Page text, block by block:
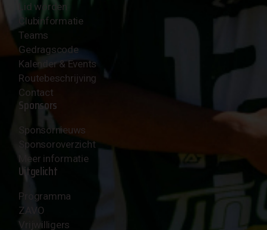
Lid worden
Clubinformatie
Teams
Gedragscode
Kalender & Events
Routebeschrijving
Contact
Sponsors
Sponsornieuws
Sponsoroverzicht
Meer informatie
Uitgelicht
Programma
ZAVO
Vrijwilligers